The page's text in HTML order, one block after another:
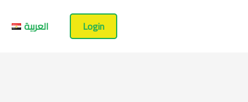
العربية Login